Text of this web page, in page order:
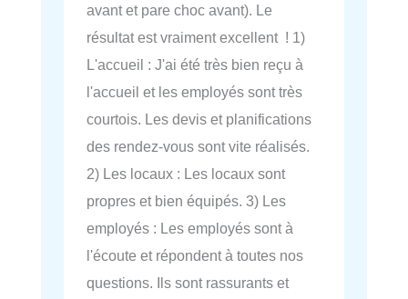
avant et pare choc avant). Le
résultat est vraiment excellent ! 1)
L'accueil : J'ai été très bien reçu à
l'accueil et les employés sont très
courtois. Les devis et planifications
des rendez-vous sont vite réalisés.
2) Les locaux : Les locaux sont
propres et bien équipés. 3) Les
employés : Les employés sont à
l'écoute et répondent à toutes nos
questions. Ils sont rassurants et